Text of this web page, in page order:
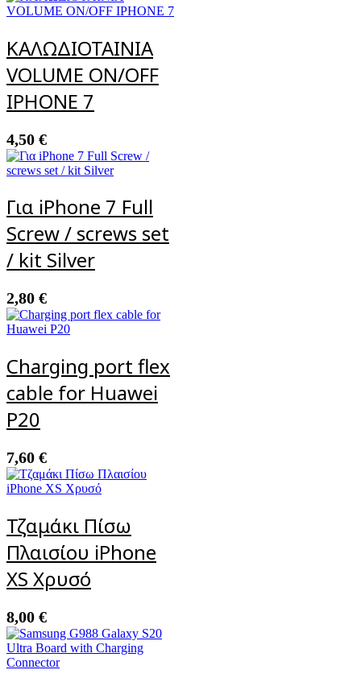
ΚΑΛΩΔΙΟΤΑΙΝΙΑ
VOLUME ON/OFF
IPHONE 7
4,50 €
Για iPhone 7 Full
Screw / screws set
/ kit Silver
2,80 €
Charging port flex
cable for Huawei
P20
7,60 €
Τζαμάκι Πίσω
Πλαισίου iPhone
XS Χρυσό
8,00 €